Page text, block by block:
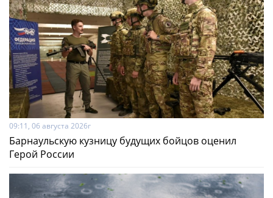
09:11, 06 августа 2026г
Барнаульскую кузницу будущих бойцов оценил
Герой России